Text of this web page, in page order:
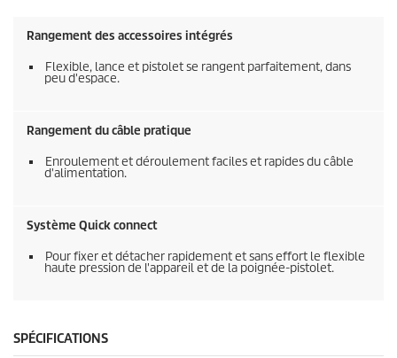
Rangement des accessoires intégrés
Flexible, lance et pistolet se rangent parfaitement, dans
peu d'espace.
Rangement du câble pratique
Enroulement et déroulement faciles et rapides du câble
d'alimentation.
Système Quick connect
Pour fixer et détacher rapidement et sans effort le flexible
haute pression de l'appareil et de la poignée-pistolet.
SPÉCIFICATIONS